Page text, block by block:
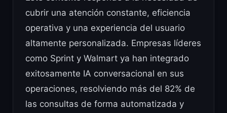
cubrir una atención constante, eficiencia
operativa y una experiencia del usuario
altamente personalizada. Empresas líderes
como Sprint y Walmart ya han integrado
exitosamente IA conversacional en sus
operaciones, resolviendo más del 82% de
las consultas de forma automatizada y